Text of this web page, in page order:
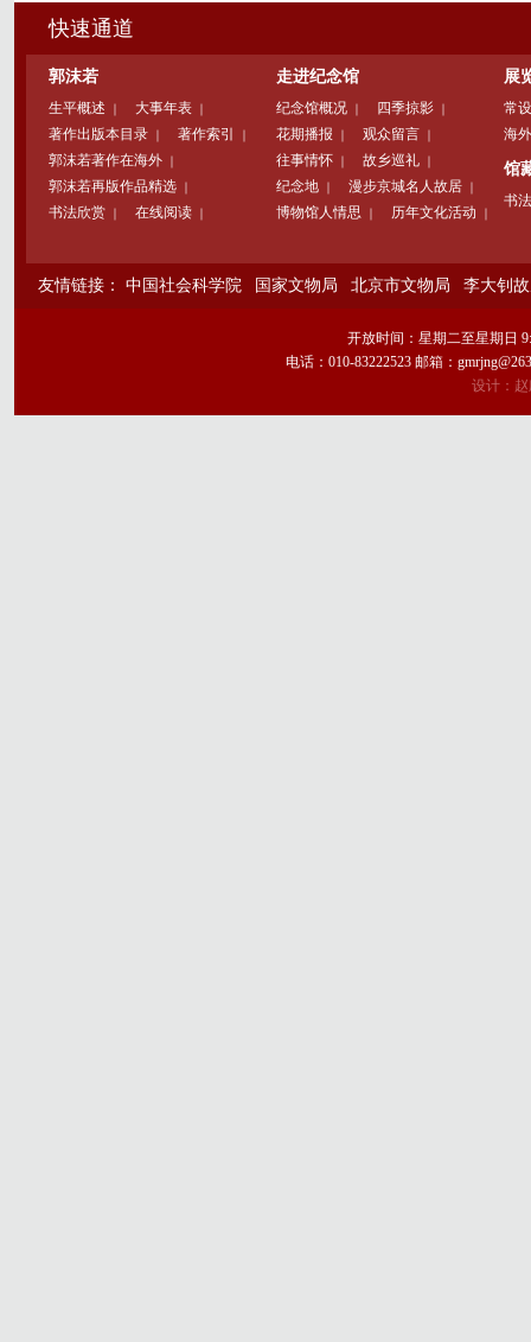
快速通道
郭沫若
生平概述 ｜ 大事年表 ｜
著作出版本目录 ｜ 著作索引 ｜
郭沫若著作在海外 ｜
郭沫若再版作品精选 ｜
书法欣赏 ｜ 在线阅读 ｜
走进纪念馆
纪念馆概况 ｜ 四季掠影 ｜
花期播报 ｜ 观众留言 ｜
往事情怀 ｜ 故乡巡礼 ｜
纪念地 ｜ 漫步京城名人故居 ｜
博物馆人情思 ｜ 历年文化活动 ｜
展
常
海
馆
书法
友情链接： 中国社会科学院 国家文物局 北京市文物局 李大钊
开放时间：星期二至星期日
电话：010-83222523 邮箱：
设计：